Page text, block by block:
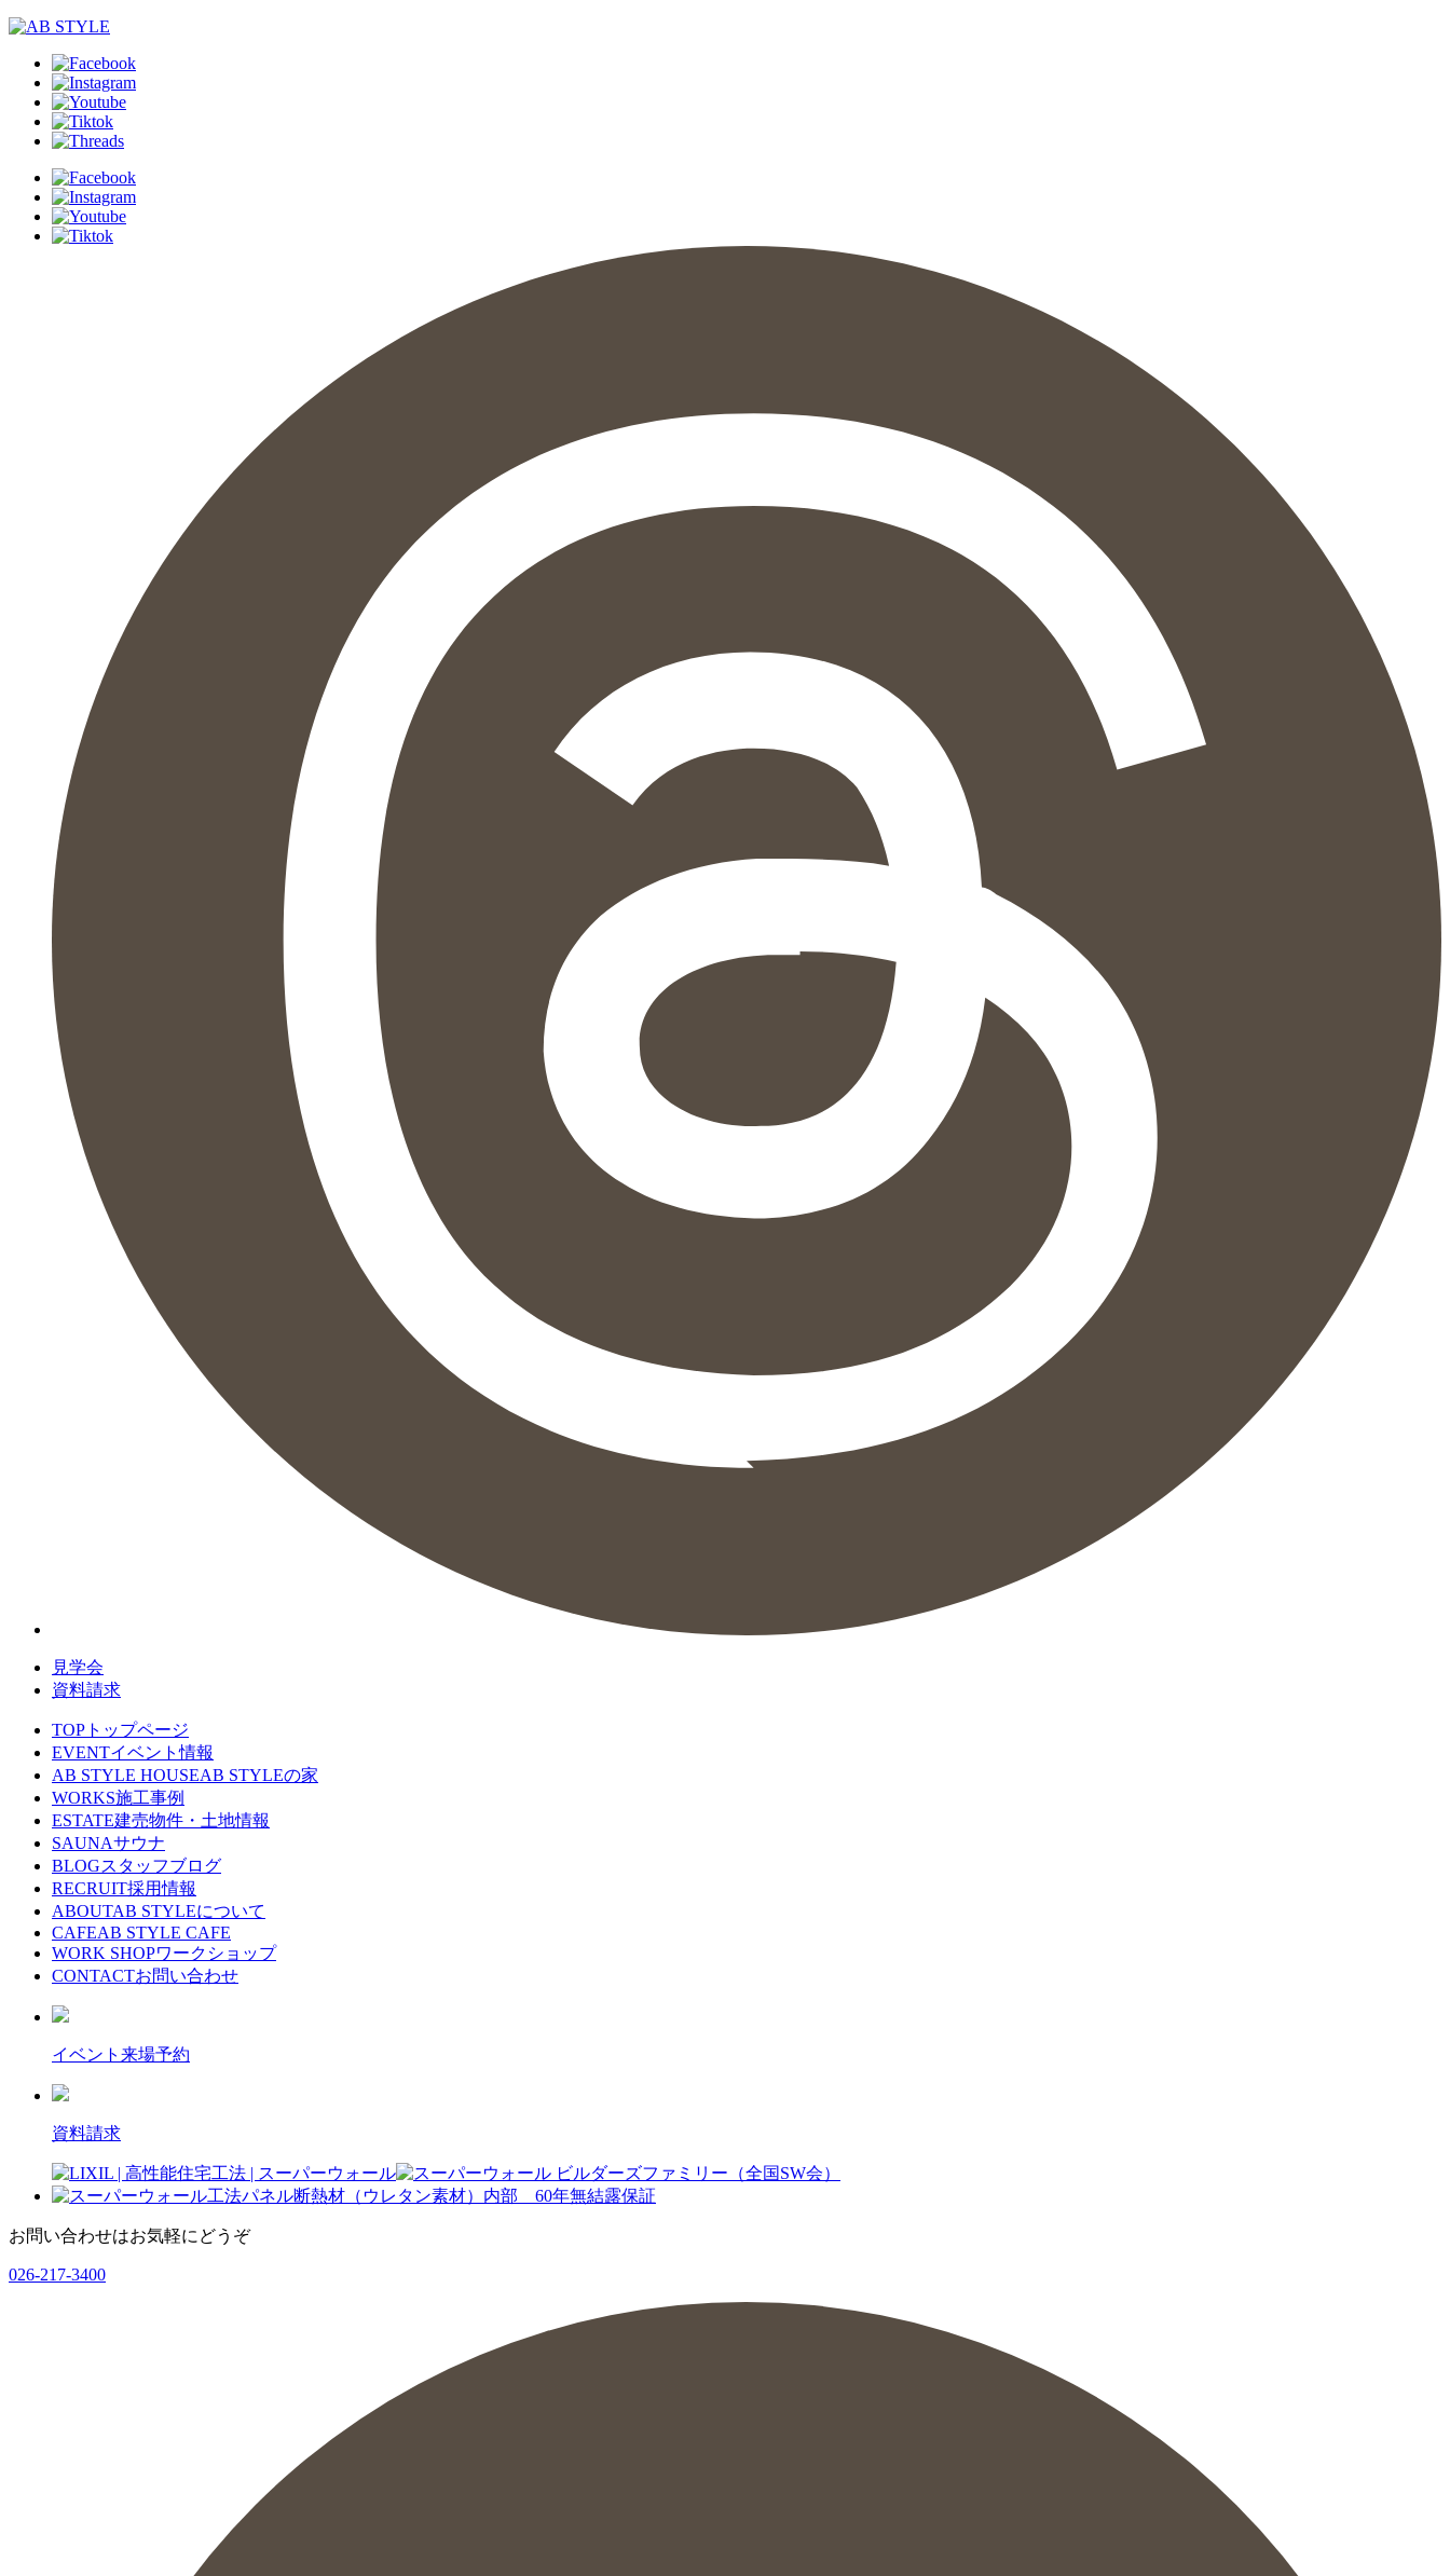
見学会
資料請求
TOP トップページ
EVENTイベント情報
AB STYLE HOUSEAB STYLEの家
WORKS施工事例
ESTATE建売物件・土地情報
SAUNAサウナ
BLOGスタッフブログ
RECRUIT採用情報
ABOUTAB STYLEについて
CAFEAB STYLE CAFE
WORK SHOPワークショップ
CONTACTお問い合わせ
イベント来場予約
資料請求
お問い合わせはお気軽にどうぞ
026-217-3400